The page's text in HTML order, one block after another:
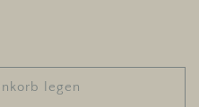
legen